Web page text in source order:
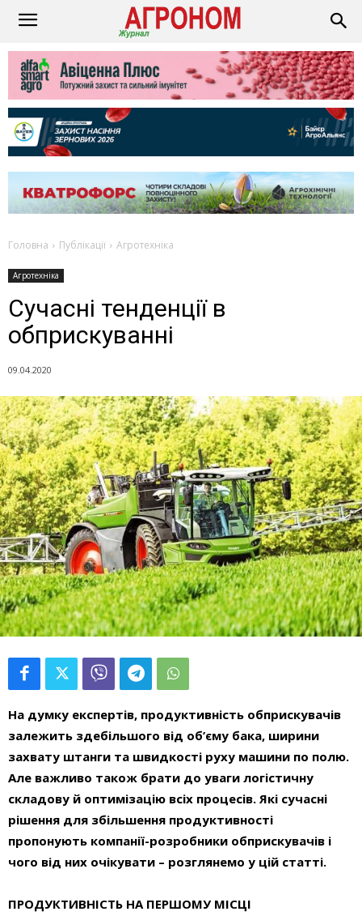
Головна Публікації Агротехніка
Агротехніка
Сучасні тенденції в
обприскуванні
09.04.2020
На думку експертів, продуктивність обприскувачів
залежить здебільшого від об’єму бака, ширини
захвату штанги та швидкості руху машини по полю.
Але важливо також брати до уваги логістичну
складову й оптимізацію всіх процесів. Які сучасні
рішення для збільшення продуктивності
пропонують компанії-розробники обприскувачів і
чого від них очікувати – розглянемо у цій статті.
ПРОДУКТИВНІСТЬ НА ПЕРШОМУ МІСЦІ